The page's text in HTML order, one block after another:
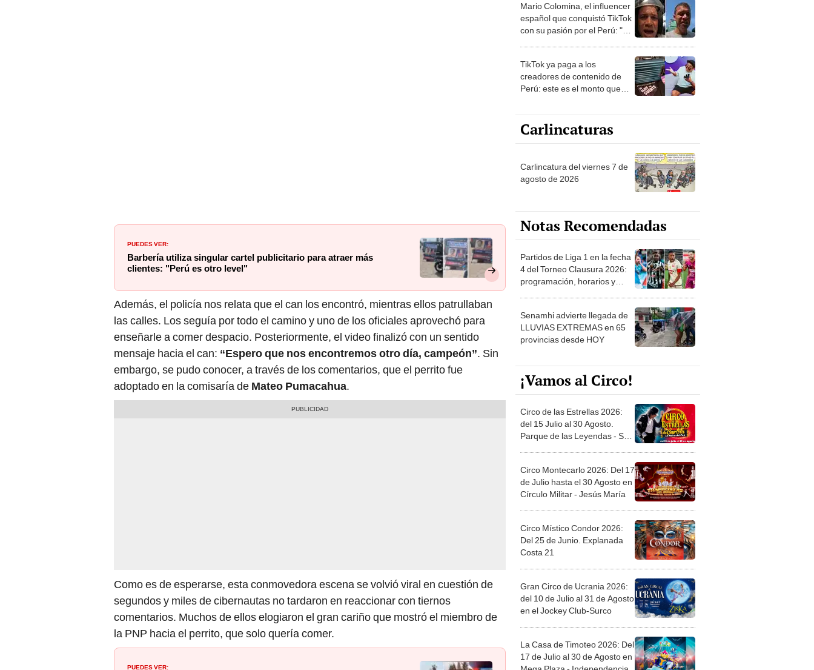
PUEDES VER:
Barbería utiliza singular cartel publicitario para atraer más
clientes: "Perú es otro level"
Además, el policía nos relata que el can los encontró, mientras ellos patrullaban
las calles. Los seguía por todo el camino y uno de los oficiales aprovechó para
enseñarle a comer despacio. Posteriormente, el video finalizó con un sentido
mensaje hacia el can: “Espero que nos encontremos otro día, campeón”. Sin
embargo, se pudo conocer, a través de los comentarios, que el perrito fue
adoptado en la comisaría de Mateo Pumacahua.
Como es de esperarse, esta conmovedora escena se volvió viral en cuestión de
segundos y miles de cibernautas no tardaron en reaccionar con tiernos
comentarios. Muchos de ellos elogiaron el gran cariño que mostró el miembro de
la PNP hacia el perrito, que solo quería comer.
PUEDES VER:
Mario Colomina, el influencer
español que conquistó TikTok
con su pasión por el Perú: "Mi
TikTok ya paga a los
creadores de contenido de
Perú: este es el monto que
1.000 vistas
Carlincaturas
Carlincatura del viernes 7 de
agosto de 2026
Notas Recomendadas
Partidos de Liga 1 en la fecha
4 del Torneo Clausura 2026:
programación, horarios y
Senamhi advierte llegada de
LLUVIAS EXTREMAS en 65
provincias desde HOY
¡Vamos al Circo!
Circo de las Estrellas 2026:
del 15 Julio al 30 Agosto.
Parque de las Leyendas - San
Circo Montecarlo 2026: Del 17
de Julio hasta el 30 Agosto en
Círculo Militar - Jesús María
Circo Místico Condor 2026:
Del 25 de Junio. Explanada
Costa 21
Gran Circo de Ucrania 2026:
del 10 de Julio al 31 de Agosto
en el Jockey Club-Surco
La Casa de Timoteo 2026: Del
17 de Julio al 30 de Agosto en